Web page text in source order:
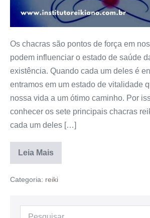
Os chacras são pontos de força em
podem influenciar o estado de saúde
existência. Quando cada um deles é
entramos em um estado de vitalidade
nossa vida a um ótimo caminho. Por
conhecer os sete principais chacras
cada um deles […]
Leia Mais
Categoria: reiki